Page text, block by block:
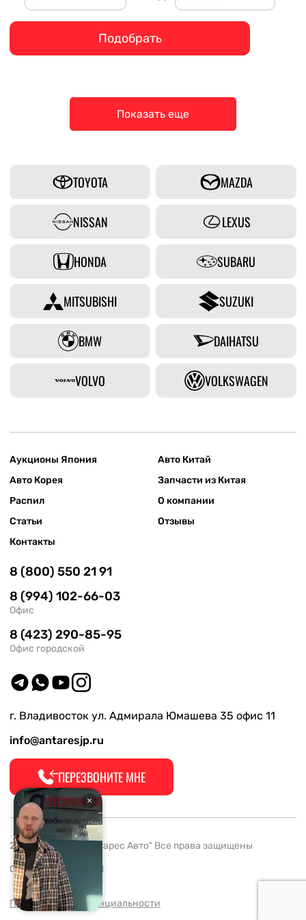
Подобрать
Показать еще
TOYOTA MAZDA
NISSAN LEXUS
HONDA SUBARU
MITSUBISHI SUZUKI
BMW DAIHATSU
VOLVO VOLKSWAGEN
Аукционы Япония
Авто Китай
Авто Корея
Запчасти из Китая
Распил
О компании
Статьи
Отзывы
Контакты
8 (800) 550 21 91
8 (994) 102-66-03
Офис
8 (423) 290-85-95
Офис городской
г. Владивосток ул. Адмирала Юмашева 35 офис 11
info@antaresjp.ru
ПЕРЕЗВОНИТЕ МНЕ
2008-2026 ООО "Антарес Авто" Все права защищены
ОГРН 1132537005061
Политика конфиденциальности